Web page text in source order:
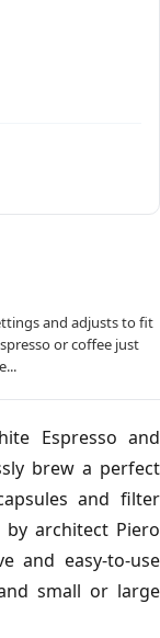
and adjusts to fit
or coffee just
Espresso and
brew a perfect
and filter
architect Piero
and easy-to-use
small or large